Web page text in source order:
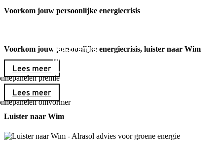
Voorkom jouw persoonlijke energiecrisis
Voorkom jouw persoonlijke energiecrisis, luister naar Wim
een premie
Lees meer
Wat zijn de voordelen van een goede
omvormer voor je zonnepanelen?
Lees meer
Luister naar Wim